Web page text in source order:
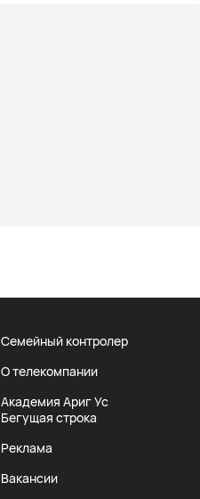
Семейный контролер
О телекомпании
Академия Ариг Ус
Бегущая строка
Реклама
Вакансии